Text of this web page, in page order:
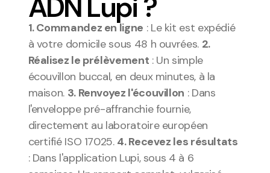
ADN Lupi ?
1. Commandez en ligne : Le kit est expédié
à votre domicile sous 48 h ouvrées. 2.
Réalisez le prélèvement : Un simple
écouvillon buccal, en deux minutes, à la
maison. 3. Renvoyez l'écouvillon : Dans
l'enveloppe pré-affranchie fournie,
directement au laboratoire européen
certifié ISO 17025. 4. Recevez les résultats
: Dans l'application Lupi, sous 4 à 6